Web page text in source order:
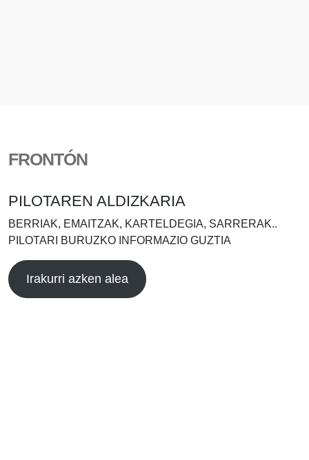
FRONTÓN
PILOTAREN ALDIZKARIA
BERRIAK, EMAITZAK, KARTELDEGIA, SARRERAK..
PILOTARI BURUZKO INFORMAZIO GUZTIA
Irakurri azken alea